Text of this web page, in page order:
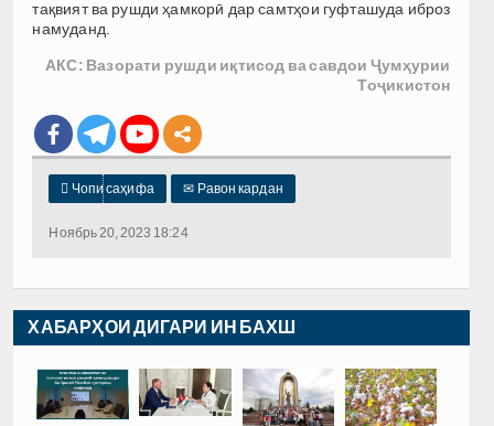
тақвият ва рушди ҳамкорӣ дар самтҳои гуфташуда иброз
намуданд.
АКС: Вазорати рушди иқтисод ва савдои Ҷумҳурии
Тоҷикистон
 Чопи саҳифа ✉ Равон кардан
Ноябрь 20, 2023 18:24
ХАБАРҲОИ ДИГАРИ ИН БАХШ